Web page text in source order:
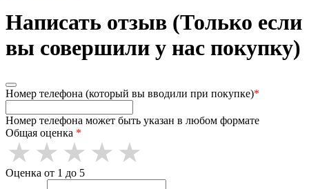
Написать отзыв (Только если
вы совершили у нас покупку)
Номер телефона (который вы вводили при покупке)*
Номер телефона может быть указан в любом формате
Общая оценка *
Оценка от 1 до 5